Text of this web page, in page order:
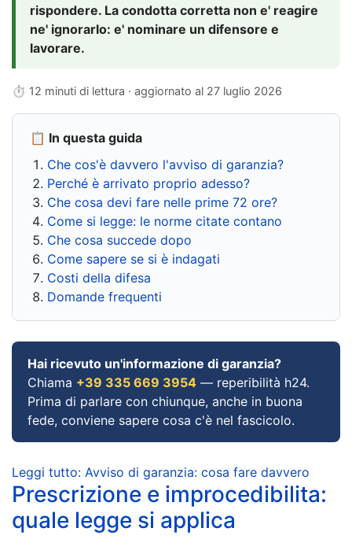
rispondere. La condotta corretta non e' reagire
ne' ignorarlo: e' nominare un difensore e
lavorare.
⏱ 12 minuti di lettura · aggiornato al 27 luglio 2026
📋 In questa guida
Che cos'è davvero l'avviso di garanzia?
Perché è arrivato proprio adesso?
Che cosa devi fare nelle prime 72 ore?
Come si legge: le norme citate contano
Che cosa succede dopo
Come sapere se si è indagati
Costi della difesa
Domande frequenti
Hai ricevuto un'informazione di garanzia?
Chiama +39 335 669 3954 — reperibilità h24.
Prima di parlare con chiunque, anche in buona
fede, conviene sapere cosa c'è nel fascicolo.
Leggi tutto: Avviso di garanzia: cosa fare davvero
Prescrizione e improcedibilita:
quale legge si applica